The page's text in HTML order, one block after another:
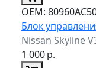
ОЕМ:
Блок
Nissan Skyline
1 000р.